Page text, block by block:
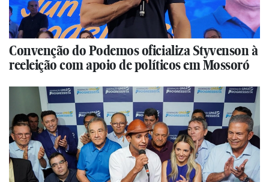
Convenção do Podemos oficializa Styvenson à
reeleição com apoio de políticos em Mossoró